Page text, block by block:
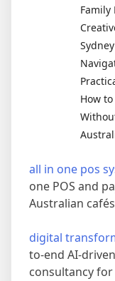
Family
Sydney
How
all in one pos
one POS and
Australian
digital
to-end AI-
consultancy